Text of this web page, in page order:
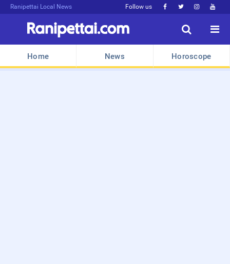
Ranipettai Local News Follow us    


Home News Horoscope